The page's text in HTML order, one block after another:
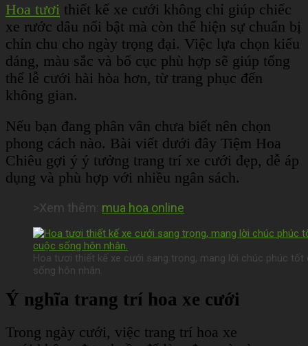
Hoa tươi thiết kế xe cưới không chỉ giúp chiếc
xe rước dâu nổi bật mà còn thể hiện sự chuẩn bị
chỉn chu cho ngày trọng đại. Việc lựa chọn kiểu
dáng, màu sắc và bố cục phù hợp sẽ giúp tổng
thể lễ cưới hài hòa hơn, từ trang phục đến
không gian.
Nếu bạn đang phân vân chưa biết nên chọn
phong cách nào. Bài viết dưới đây Tiệm Hoa
Chiêu gợi ý ý tưởng trang trí xe cưới đẹp, dễ áp
dụng và phù hợp với nhiều ngân sách.
>Xem thêm: mua hoa online
Hoa tươi thiết kế xe cưới sang trọng, mang lời chúc phúc
sống hôn nhân.
Ý nghĩa trang trí hoa xe cưới
Trong ngày cưới, việc trang trí hoa xe